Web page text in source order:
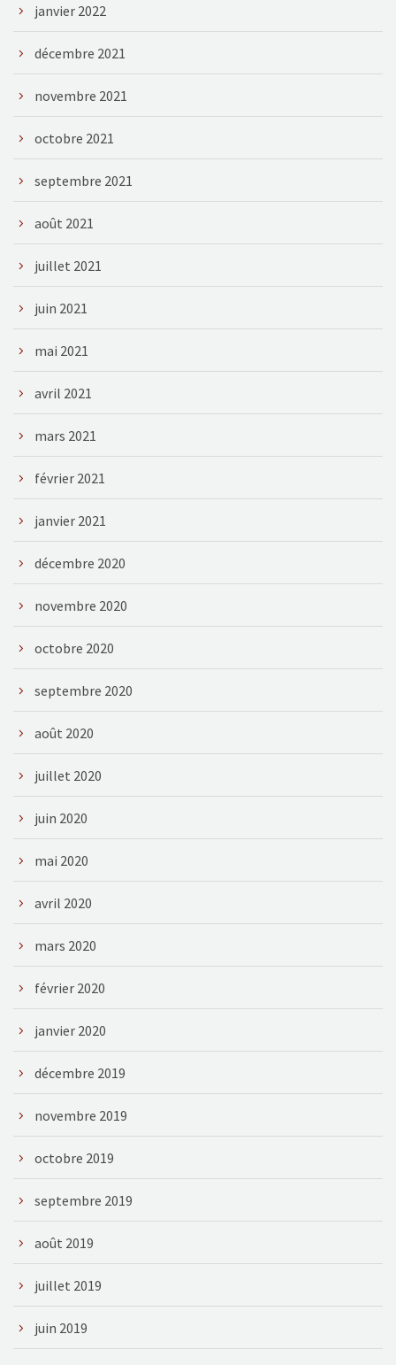
janvier 2022
décembre 2021
novembre 2021
octobre 2021
septembre 2021
août 2021
juillet 2021
juin 2021
mai 2021
avril 2021
mars 2021
février 2021
janvier 2021
décembre 2020
novembre 2020
octobre 2020
septembre 2020
août 2020
juillet 2020
juin 2020
mai 2020
avril 2020
mars 2020
février 2020
janvier 2020
décembre 2019
novembre 2019
octobre 2019
septembre 2019
août 2019
juillet 2019
juin 2019